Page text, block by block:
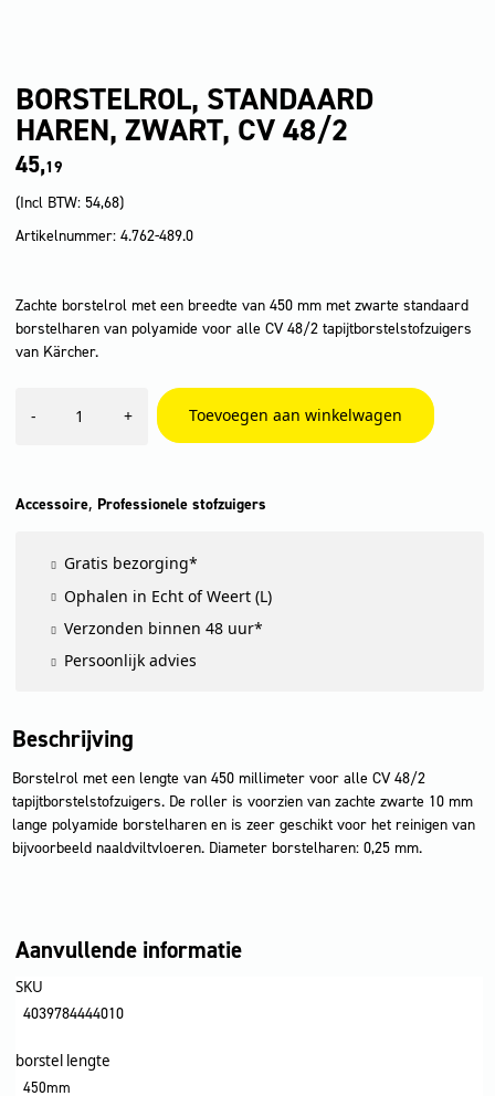
BORSTELROL, STANDAARD
HAREN, ZWART, CV 48/2
45,19
(Incl BTW: 54,68)
Artikelnummer: 4.762-489.0
Zachte borstelrol met een breedte van 450 mm met zwarte standaard
borstelharen van polyamide voor alle CV 48/2 tapijtborstelstofzuigers
van Kärcher.
-
standaard
48/2
+ Toevoegen aan winkelwagen
Accessoire, Professionele stofzuigers
Gratis bezorging*
Ophalen in Echt of Weert (L)
Verzonden binnen 48 uur*
Persoonlijk advies
Beschrijving
Borstelrol met een lengte van 450 millimeter voor alle CV 48/2
tapijtborstelstofzuigers. De roller is voorzien van zachte zwarte 10 mm
lange polyamide borstelharen en is zeer geschikt voor het reinigen van
bijvoorbeeld naaldviltvloeren. Diameter borstelharen: 0,25 mm.
Aanvullende informatie
SKU
4039784444010
borstel lengte
450mm